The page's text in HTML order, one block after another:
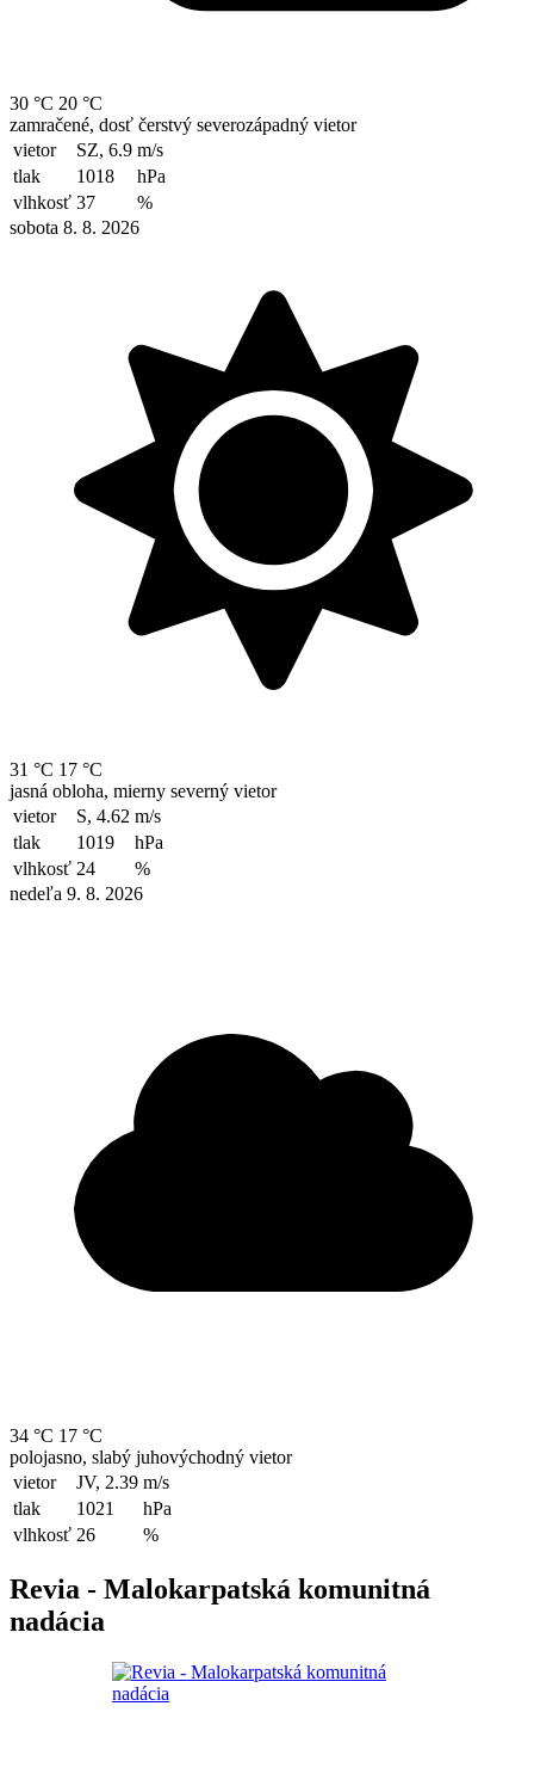
30 °C 20 °C
zamračené, dosť čerstvý severozápadný vietor
vietor
SZ, 6.9 m/s
tlak
1018
hPa
vlhkosť 37
%
sobota 8. 8. 2026
31 °C 17 °C
jasná obloha, mierny severný vietor
vietor
S, 4.62 m/s
tlak
1019
hPa
vlhkosť 24
%
nedeľa 9. 8. 2026
34 °C 17 °C
polojasno, slabý juhovýchodný vietor
vietor
JV, 2.39 m/s
tlak
1021
hPa
vlhkosť 26 %
Revia - Malokarpatská komunitná
nadácia